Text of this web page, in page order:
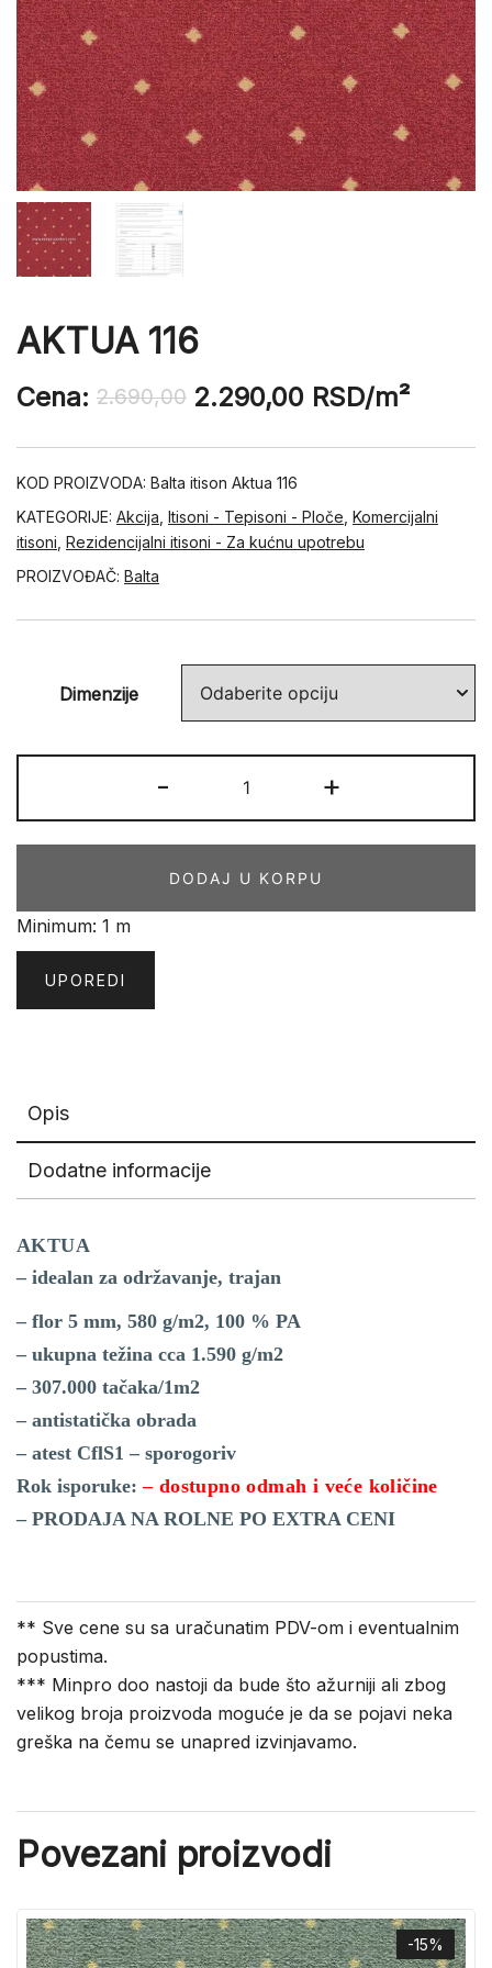
AKTUA 116
Cena: 2.690,00 2.290,00 RSD/m²
KOD PROIZVODA: Balta itison Aktua 116
KATEGORIJE: Akcija Itisoni - Tepisoni - Ploče Komercijalni
itisoni Rezidencijalni itisoni - Za kućnu upotrebu
PROIZVOĐAČ: Balta
Dimenzije
-
116
količina
+
DODAJ U KORPU
Minimum: 1 m
UPOREDI
Opis
Dodatne informacije
AKTUA
– idealan za održavanje, trajan
– flor 5 mm, 580 g/m2, 100 % PA
– ukupna težina cca 1.590 g/m2
– 307.000 tačaka/1m2
– antistatička obrada
– atest CflS1 – sporogoriv
Rok isporuke:– dostupno odmah i veće količine
– PRODAJA NA ROLNE PO EXTRA CENI
** Sve cene su sa uračunatim PDV-om i eventualnim
popustima.
*** Minpro doo nastoji da bude što ažurniji ali zbog
velikog broja proizvoda moguće je da se pojavi neka
greška na čemu se unapred izvinjavamo.
Povezani proizvodi
-15%